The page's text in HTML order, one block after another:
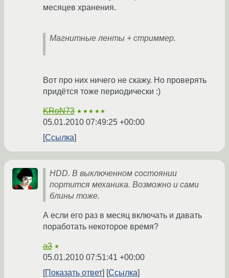
месяцев хранения.
Магнитные ленты + стриммер.
Вот про них ничего не скажу. Но проверять
придётся тоже периодически :)
KRoN73 ★★★★★
05.01.2010 07:49:25 +00:00
Ссылка
HDD. В выключенном состоянии
портится механика. Возможно и сами
блины тоже.
А если его раз в месяц включать и давать
поработать некоторое время?
a3 ★
05.01.2010 07:51:41 +00:00
Показать ответ
Ссылка